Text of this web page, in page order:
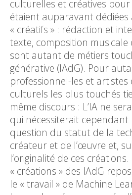
culturelles et créatives
étaient auparavant dédiées
« créatifs » : rédaction et
texte, composition musicale
sont autant de métiers
générative (IAdG). Pour
professionnel-les et artistes
culturels les plus touchés
même discours : L’IA ne
qui nécessiterait cependant
question du statut de la
créateur et de l’œuvre et,
l’originalité de ces
« créations » des IAdG
le « travail » de Machine